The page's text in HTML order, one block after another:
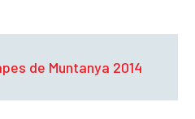
de Muntanya 2014